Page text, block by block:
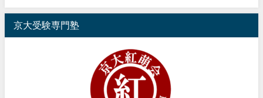
京大受験専門塾